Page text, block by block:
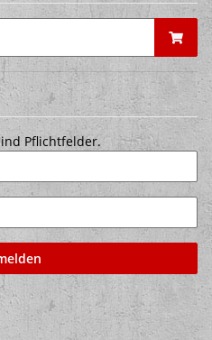
Pflichtfelder.